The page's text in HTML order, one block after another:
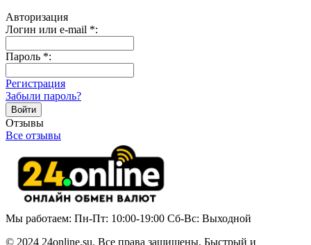
Авторизация
Логин или e-mail *:
Пароль *:
Регистрация
Забыли пароль?
Отзывы
Все отзывы
Мы работаем: Пн-Пт: 10:00-19:00 Сб-Вс: Выходной
© 2024 24online.su. Все права защищены. Быстрый и